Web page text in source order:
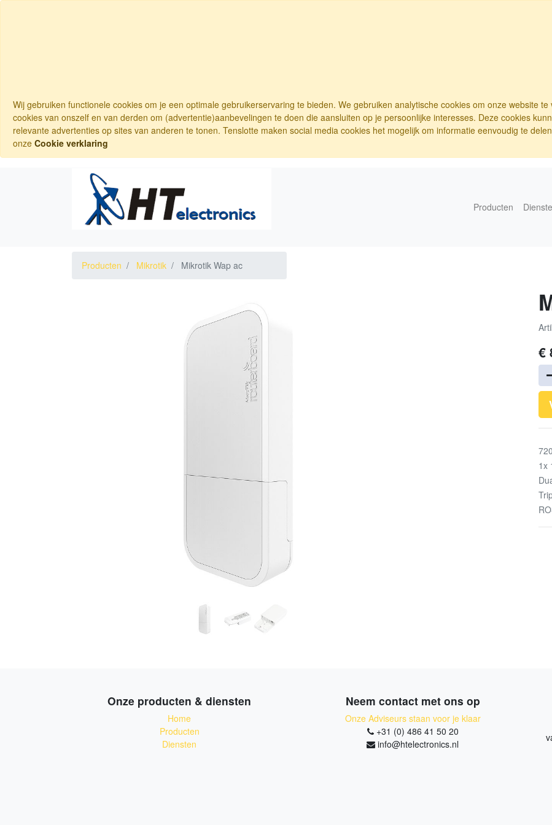
Wij gebruiken functionele cookies om je een optimale gebruikerservaring te bieden. We gebruiken analytische cookies om onze website
cookies van onszelf en van derden om (advertentie)aanbevelingen te doen die aansluiten op je persoonlijke interesses. Deze cookies
relevante advertenties op sites van anderen te tonen. Tenslotte maken social media cookies het mogelijk om informatie eenvoudig te
onze Cookie verklaring
Producten
Producten Mikrotik Mikrotik Wap ac
€
1x
Onze producten & diensten
Home
Producten
Diensten
Neem contact met ons op
Onze Adviseurs staan voor je klaar
+31 (0) 486 41 50 20
info@htelectronics.nl